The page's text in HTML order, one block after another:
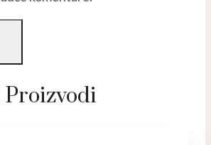
Proizvodi